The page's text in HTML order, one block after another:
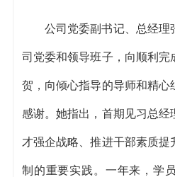
公司党委副书记、总经理
司党委和领导班子，向顺利完
贺，向倾心指导的导师和精心
感谢。她指出，首期见习总经
才强企战略、推进干部素质
制的重要实践。一年来，学